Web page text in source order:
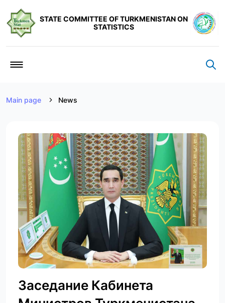
STATE COMMITTEE OF TURKMENISTAN ON
STATISTICS
Main page News
Заседание Кабинета